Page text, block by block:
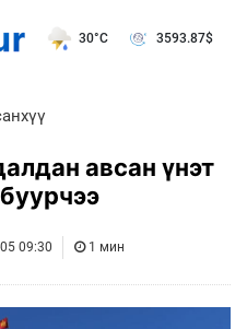
30°C 3593.87$
авсан үнэт
09:30 1 мин